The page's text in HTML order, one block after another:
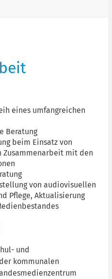
eines umfangreichen
Beratung
beim Einsatz von
Zusammenarbeit mit den
von audiovisuellen
Pflege, Aktualisierung
und
kommunalen